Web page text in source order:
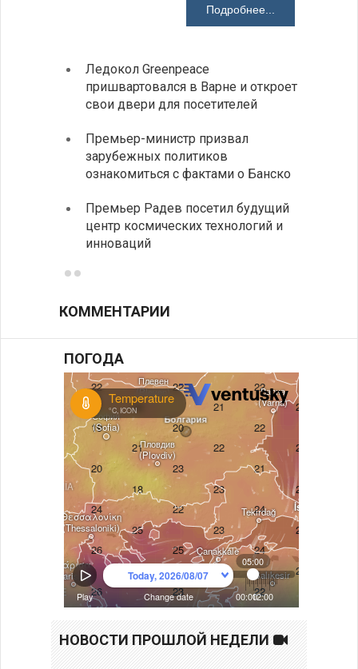
Подробнее...
Ледокол Greenpeace
пришвартовался в Варне и откроет
свои двери для посетителей
Премьер-министр призвал
зарубежных политиков
ознакомиться с фактами о Банско
Премьер Радев посетил будущий
центр космических технологий и
инноваций
КОММЕНТАРИИ
ПОГОДА
НОВОСТИ ПРОШЛОЙ НЕДЕЛИ